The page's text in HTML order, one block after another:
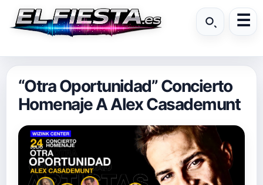
“Otra Oportunidad” Concierto
Homenaje A Alex Casademunt